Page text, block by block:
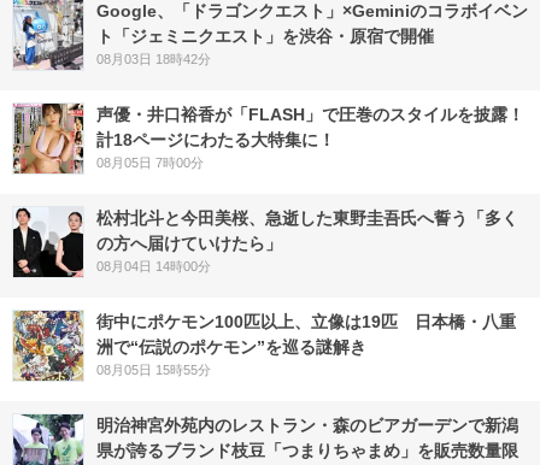
Google、「ドラゴンクエスト」×Geminiのコラボイベン
ト「ジェミニクエスト」を渋谷・原宿で開催
08月03日 18時42分
声優・井口裕香が「FLASH」で圧巻のスタイルを披露！
計18ページにわたる大特集に！
08月05日 7時00分
松村北斗と今田美桜、急逝した東野圭吾氏へ誓う「多く
の方へ届けていけたら」
08月04日 14時00分
街中にポケモン100匹以上、立像は19匹 日本橋・八重
洲で“伝説のポケモン”を巡る謎解き
08月05日 15時55分
明治神宮外苑内のレストラン・森のビアガーデンで新潟
県が誇るブランド枝豆「つまりちゃまめ」を販売数量限